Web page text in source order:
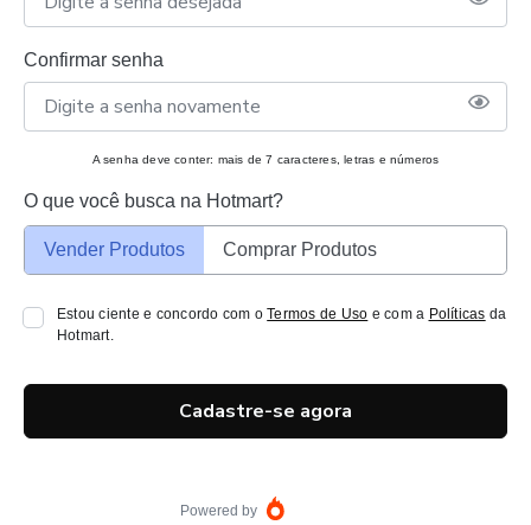
Confirmar senha
A senha deve conter: mais de 7 caracteres, letras e números
O que você busca na Hotmart?
Vender Produtos Comprar Produtos
Estou ciente e concordo com oTermos de Uso e com a Políticas da
Hotmart.
Cadastre-se agora
Powered by